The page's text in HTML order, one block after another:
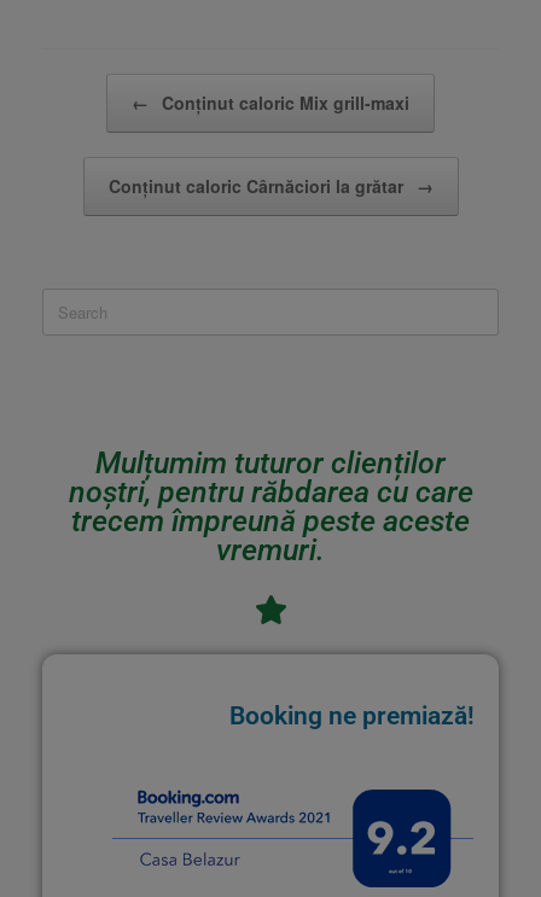
← Conținut caloric Mix grill-maxi
Conținut caloric Cârnăciori la grătar →
Mulțumim tuturor clienților
noștri, pentru răbdarea cu care
trecem împreună peste aceste
vremuri.
Booking ne premiază!